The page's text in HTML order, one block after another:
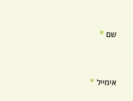
שם *
אימייל *